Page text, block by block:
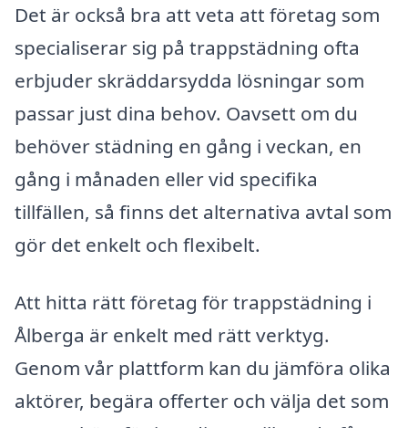
Det är också bra att veta att företag som
specialiserar sig på trappstädning ofta
erbjuder skräddarsydda lösningar som
passar just dina behov. Oavsett om du
behöver städning en gång i veckan, en
gång i månaden eller vid specifika
tillfällen, så finns det alternativa avtal som
gör det enkelt och flexibelt.
Att hitta rätt företag för trappstädning i
Ålberga är enkelt med rätt verktyg.
Genom vår plattform kan du jämföra olika
aktörer, begära offerter och välja det som